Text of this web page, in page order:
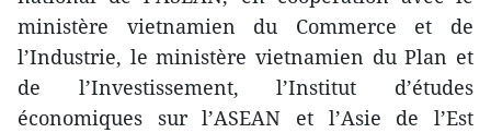
ministère vietnamien du Commerce et de
l’Industrie, le ministère vietnamien du Plan et
de l’Investissement, l’Institut d’études
économiques sur l’ASEAN et l’Asie de l’Est